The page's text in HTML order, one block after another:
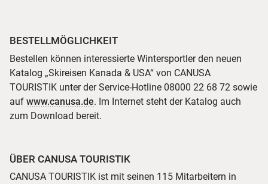
BESTELLMÖGLICHKEIT
Bestellen können interessierte Wintersportler den neuen
Katalog „Skireisen Kanada & USA“ von CANUSA
TOURISTIK unter der Service-Hotline 08000 22 68 72 sowie
auf www.canusa.de. Im Internet steht der Katalog auch
zum Download bereit.
ÜBER CANUSA TOURISTIK
CANUSA TOURISTIK ist mit seinen 115 Mitarbeitern in